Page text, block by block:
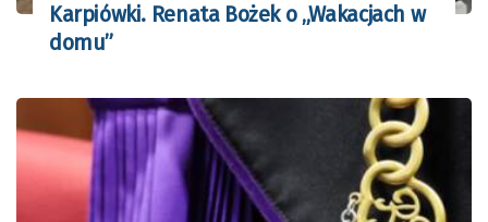
Karpiówki. Renata Bożek o „Wakacjach w
domu”